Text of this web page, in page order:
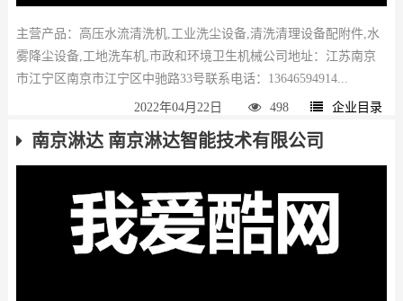
主营产品：高压水流清洗机,工业洗尘设备,清洗清理设备配附件,水
雾降尘设备,工地洗车机,市政和环境卫生机械公司地址：江苏南京
市江宁区南京市江宁区中驰路33号联系电话：13646594914...
2022年04月22日 498 企业目录
南京淋达 南京淋达智能技术有限公司